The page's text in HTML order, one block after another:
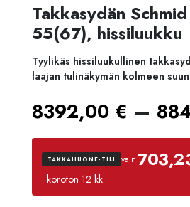
Takkasydän
55(67), hissiluukku
Tyylikäs hissiluukullinen
laajan tulinäkymän kolmeen
8392,00 € –
TAKKAHUONE-TILI vain
· koroton 12 kk